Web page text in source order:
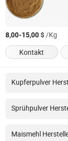
8,00-15,00$/Kg
Kontakt
Kupferpulver
Sprühpulver
Maismehl